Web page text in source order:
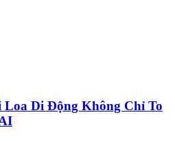
Di Động Không Chỉ To